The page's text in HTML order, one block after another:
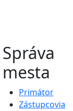
Správa
mesta
Primátor
Zástupcovia